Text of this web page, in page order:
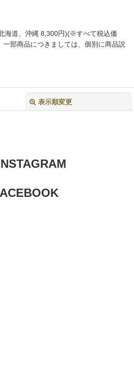
海道、沖縄 8,300円)(※すべて税込価
部商品につきましては、個別に商品説
表示順変更